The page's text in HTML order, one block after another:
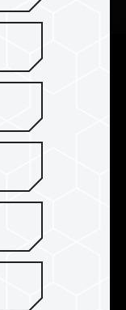
de 2
en la
disipador de
mm para
calor.
de
de
un
y